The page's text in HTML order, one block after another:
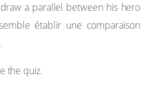
a parallel between his hero
établir une comparaison
the quiz.